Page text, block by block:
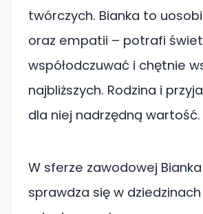
twórczych. Bianka to
oraz empatii – potrafi
współodczuwać i chętnie
najbliższych. Rodzina i
dla niej nadrzędną wartość.
W sferze zawodowej
sprawdza się w